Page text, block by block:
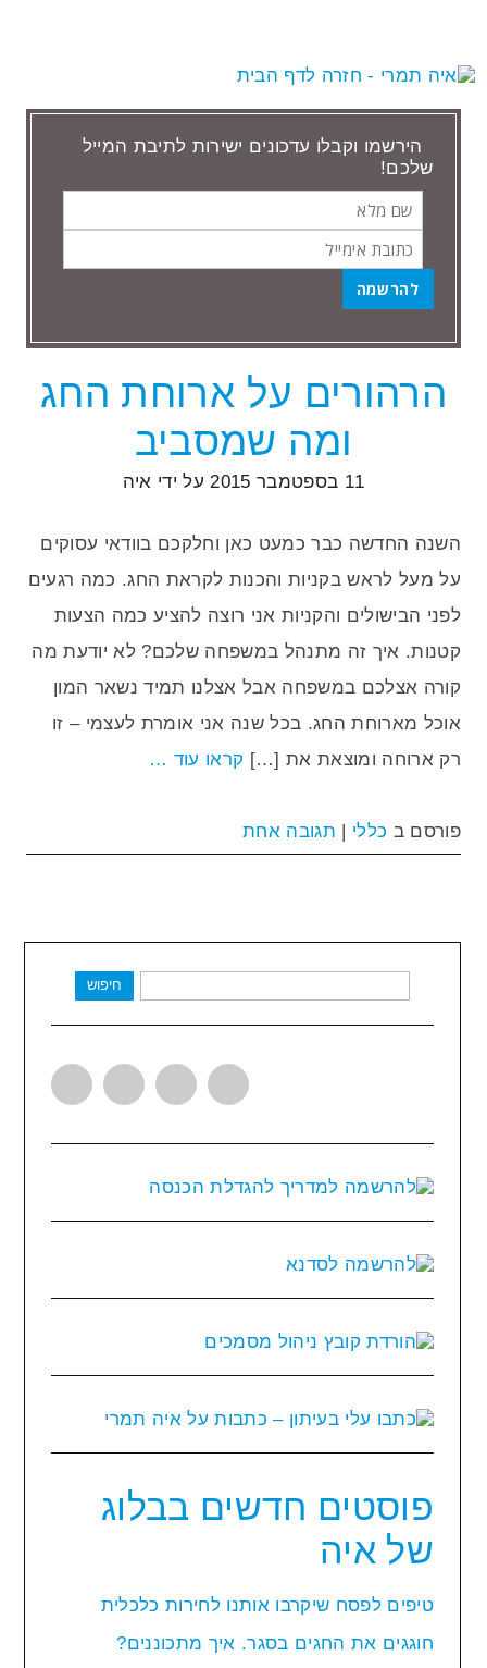
הירשמו וקבלו עדכונים ישירות לתיבת המייל
שלכם!
מלא
הודעות שתייגו ‘רשימת קניות’
הרהורים על ארוחת החג
ומה שמסביב
11 בספטמבר 2015 על ידי איה
השנה החדשה כבר כמעט כאן וחלקכם בוודאי עסוקים
על מעל לראש בקניות והכנות לקראת החג. כמה רגעים
לפני הבישולים והקניות אני רוצה להציע כמה הצעות
קטנות. איך זה מתנהל במשפחה שלכם? לא יודעת מה
קורה אצלכם במשפחה אבל אצלנו תמיד נשאר המון
אוכל מארוחת החג. בכל שנה אני אומרת לעצמי – זו
רק ארוחה ומוצאת את […] קראו עוד …
פורסם ב כללי | תגובה אחת
חיפוש
פוסטים חדשים בבלוג
של איה
טיפים לפסח שיקרבו אותנו לחירות כלכלית
חוגגים את החגים בסגר. איך מתכוננים?